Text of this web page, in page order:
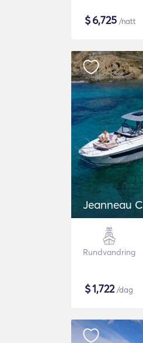
$6,725 /natt
Jeanneau
Rundvandring
$1,722/dag